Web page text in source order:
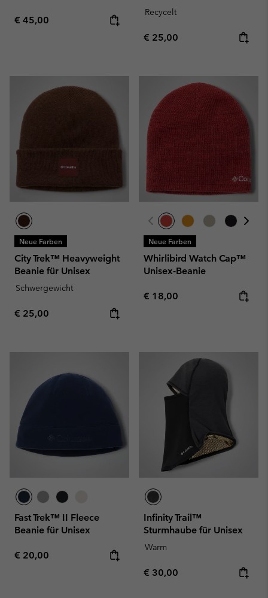
Regular price:
€ 45,00
Recycelt
Regular price:
€ 25,00
Neue Farben
City Trek™ Heavyweight
Beanie für Unisex
Schwergewicht
Regular price:
€ 25,00
Neue Farben
Whirlibird Watch Cap™
Unisex-Beanie
Regular price:
€ 18,00
Fast Trek™ II Fleece
Beanie für Unisex
Regular price:
€ 20,00
Infinity Trail™
Sturmhaube für Unisex
Warm
Regular price:
€ 30,00